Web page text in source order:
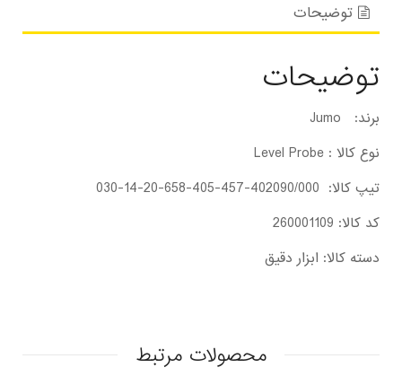
توضیحات
توضیحات
برند: Jumo
نوع کالا : Level Probe
تیپ کالا: 402090/000-457-405-658-20-14-030
کد کالا: 260001109
دسته کالا: ابزار دقیق
محصولات مرتبط